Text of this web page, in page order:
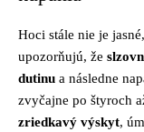
Hoci stále nie je
upozorňujú, že
dutinu a následne
zvyčajne po štyroch
zriedkavý výskyt,